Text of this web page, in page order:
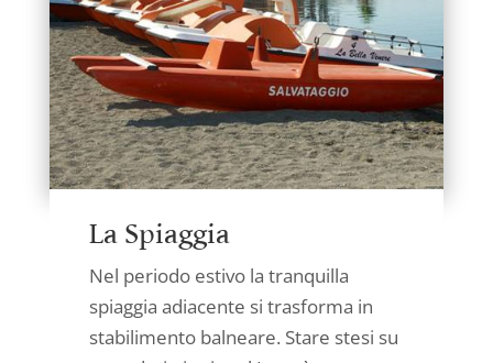
La Spiaggia
Nel periodo estivo la tranquilla
spiaggia adiacente si trasforma in
stabilimento balneare. Stare stesi su